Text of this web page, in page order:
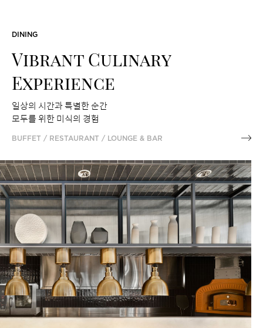
DINING
Vibrant Culinary
Experience
일상의 시간과 특별한 순간
모두를 위한 미식의 경험
BUFFET / RESTAURANT / LOUNGE & BAR